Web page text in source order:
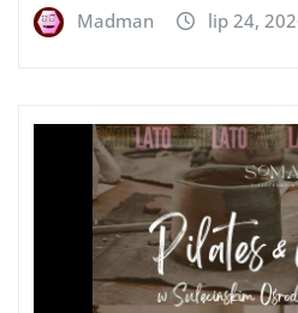
Madman lip 24,